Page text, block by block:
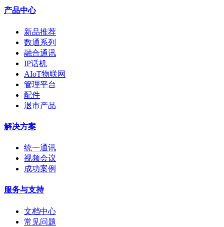
产品中心
新品推荐
数通系列
融合通讯
IP话机
AIoT物联网
管理平台
配件
退市产品
解决方案
统一通讯
视频会议
成功案例
服务与支持
文档中心
常见问题